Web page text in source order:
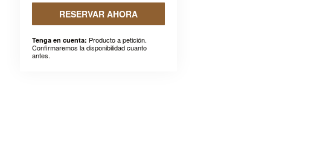
RESERVAR AHORA
Tenga en cuenta: Producto a petición.
Confirmaremos la disponibilidad cuanto
antes.